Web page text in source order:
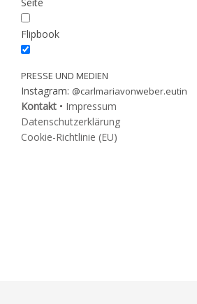
Flipbook
PRESSE UND MEDIEN
Instagram: @carlmariavonweber.eutin
Kontakt • Impressum
Datenschutzerklärung
Cookie-Richtlinie (EU)